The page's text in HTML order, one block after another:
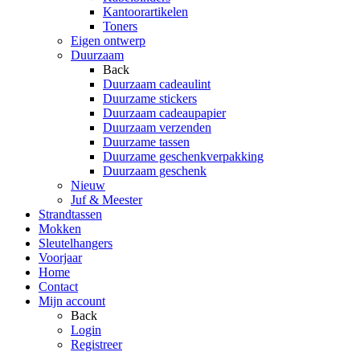
Kantoorartikelen
Toners
Eigen ontwerp
Duurzaam
Back
Duurzaam cadeaulint
Duurzame stickers
Duurzaam cadeaupapier
Duurzaam verzenden
Duurzame tassen
Duurzame geschenkverpakking
Duurzaam geschenk
Nieuw
Juf & Meester
Strandtassen
Mokken
Sleutelhangers
Voorjaar
Home
Contact
Mijn account
Back
Login
Registreer